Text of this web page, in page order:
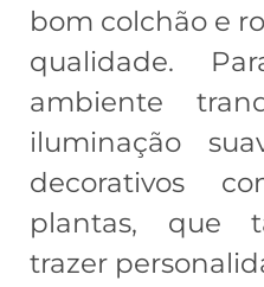
bom colchão e
qualidade.
ambiente
iluminação
decorativos
plantas, que
trazer